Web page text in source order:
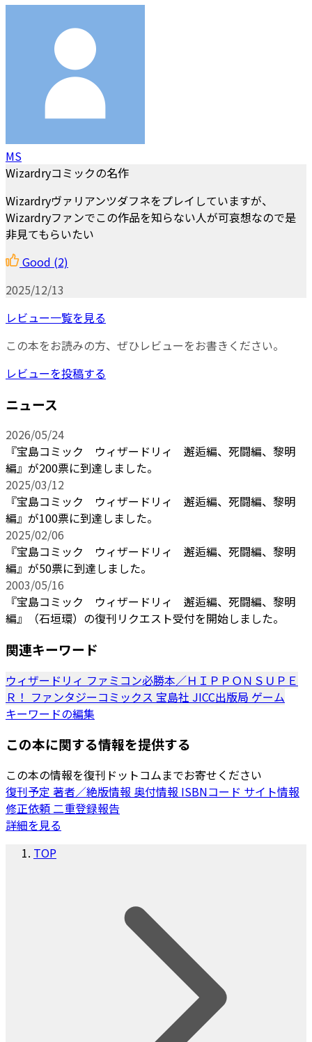
MS
Wizardryコミックの名作
Wizardryヴァリアンツダフネをプレイしていますが、
Wizardryファンでこの作品を知らない人が可哀想なので是
非見てもらいたい
Good (2)
2025/12/13
レビュー一覧を見る
この本をお読みの方、ぜひレビューをお書きください。
レビューを投稿する
ニュース
2026/05/24
『宝島コミック ウィザードリィ 邂逅編、死闘編、黎明
編』が200票に到達しました。
2025/03/12
『宝島コミック ウィザードリィ 邂逅編、死闘編、黎明
編』が100票に到達しました。
2025/02/06
『宝島コミック ウィザードリィ 邂逅編、死闘編、黎明
編』が50票に到達しました。
2003/05/16
『宝島コミック ウィザードリィ 邂逅編、死闘編、黎明
編』（石垣環）の復刊リクエスト受付を開始しました。
関連キーワード
ウィザードリィ ファミコン必勝本／ＨＩＰＰＯＮＳＵＰＥ
Ｒ！ ファンタジーコミックス 宝島社 JICC出版局 ゲーム
キーワードの編集
この本に関する情報を提供する
この本の情報を復刊ドットコムまでお寄せください
復刊予定 著者／絶版情報 奥付情報 ISBNコード サイト情報
修正依頼二重登録報告
詳細を見る
TOP